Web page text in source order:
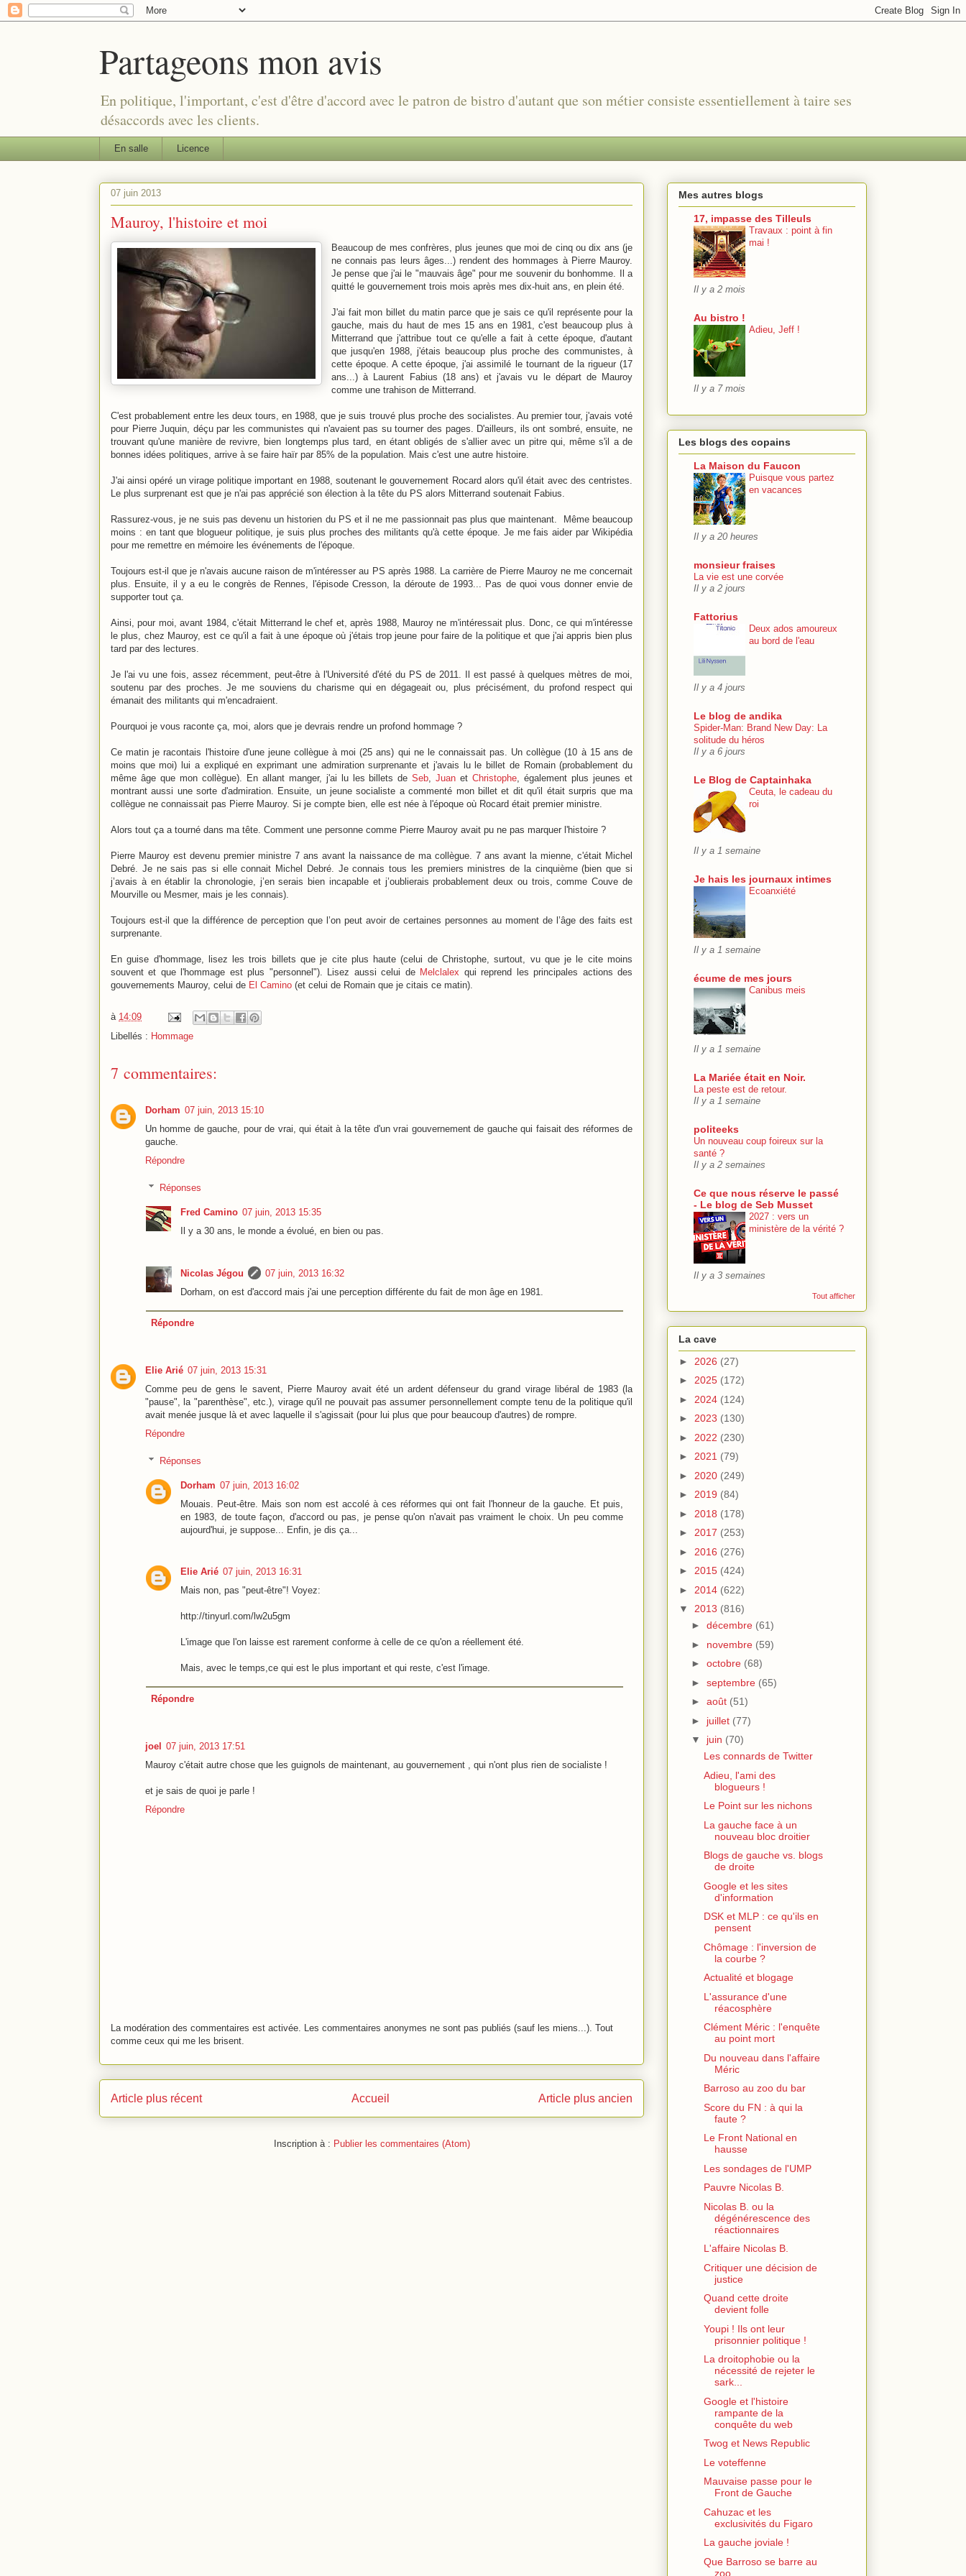
Partageons mon avis
En politique, l'important, c'est d'être d'accord avec le patron de bistro d'autant que son métier consiste essentiellement à taire ses
désaccords avec les clients.
En salle Licence
07 juin 2013
Mauroy, l'histoire et moi
Beaucoup de mes confrères, plus jeunes que moi de cinq ou dix ans (je
ne connais pas leurs âges...) rendent des hommages à Pierre Mauroy.
Je pense que j'ai le "mauvais âge" pour me souvenir du bonhomme. Il a
quitté le gouvernement trois mois après mes dix-huit ans, en plein été.
J'ai fait mon billet du matin parce que je sais ce qu'il représente pour la
gauche, mais du haut de mes 15 ans en 1981, c'est beaucoup plus à
Mitterrand que j'attribue tout ce qu'elle a fait à cette époque, d'autant
que jusqu'en 1988, j'étais beaucoup plus proche des communistes, à
cette époque. A cette époque, j'ai assimilé le tournant de la rigueur (17
ans...) à Laurent Fabius (18 ans) et j'avais vu le départ de Mauroy
comme une trahison de Mitterrand.
C'est probablement entre les deux tours, en 1988, que je suis trouvé plus proche des socialistes. Au premier tour, j'avais voté
pour Pierre Juquin, déçu par les communistes qui n'avaient pas su tourner des pages. D'ailleurs, ils ont sombré, ensuite, ne
trouvant qu'une manière de revivre, bien longtemps plus tard, en étant obligés de s'allier avec un pitre qui, même s'il a de
bonnes idées politiques, arrive à se faire haïr par 85% de la population. Mais c'est une autre histoire.
J'ai ainsi opéré un virage politique important en 1988, soutenant le gouvernement Rocard alors qu'il était avec des centristes.
Le plus surprenant est que je n'ai pas apprécié son élection à la tête du PS alors Mitterrand soutenait Fabius.
Rassurez-vous, je ne suis pas devenu un historien du PS et il ne me passionnait pas plus que maintenant. Même beaucoup
moins : en tant que blogueur politique, je suis plus proches des militants qu'à cette époque. Je me fais aider par Wikipédia
pour me remettre en mémoire les événements de l'époque.
Toujours est-il que je n'avais aucune raison de m'intéresser au PS après 1988. La carrière de Pierre Mauroy ne me concernait
plus. Ensuite, il y a eu le congrès de Rennes, l'épisode Cresson, la déroute de 1993... Pas de quoi vous donner envie de
supporter tout ça.
Ainsi, pour moi, avant 1984, c'était Mitterrand le chef et, après 1988, Mauroy ne m'intéressait plus. Donc, ce qui m'intéresse
le plus, chez Mauroy, est ce qu'il a fait à une époque où j'étais trop jeune pour faire de la politique et que j'ai appris bien plus
tard par des lectures.
Je l'ai vu une fois, assez récemment, peut-être à l'Université d'été du PS de 2011. Il est passé à quelques mètres de moi,
soutenu par des proches. Je me souviens du charisme qui en dégageait ou, plus précisément, du profond respect qui
émanait des militants qui m'encadraient.
Pourquoi je vous raconte ça, moi, alors que je devrais rendre un profond hommage ?
Ce matin je racontais l'histoire d'une jeune collègue à moi (25 ans) qui ne le connaissait pas. Un collègue (10 à 15 ans de
moins que moi) lui a expliqué en exprimant une admiration surprenante et j'avais lu le billet de Romain (probablement du
même âge que mon collègue). En allant manger, j'ai lu les billets deSeb ,Juan etChristophe , également plus jeunes et
montrant aussi une sorte d'admiration. Ensuite, un jeune socialiste a commenté mon billet et dit qu'il était surpris que ma
collègue ne connaissait pas Pierre Mauroy. Si je compte bien, elle est née à l'époque où Rocard était premier ministre.
Alors tout ça a tourné dans ma tête. Comment une personne comme Pierre Mauroy avait pu ne pas marquer l'histoire ?
Pierre Mauroy est devenu premier ministre 7 ans avant la naissance de ma collègue. 7 ans avant la mienne, c'était Michel
Debré. Je ne sais pas si elle connait Michel Debré. Je connais tous les premiers ministres de la cinquième (bien que si
j’avais à en établir la chronologie, j’en serais bien incapable et j’oublierais probablement deux ou trois, comme Couve de
Mourville ou Mesmer, mais je les connais).
Toujours est-il que la différence de perception que l’on peut avoir de certaines personnes au moment de l’âge des faits est
surprenante.
En guise d'hommage, lisez les trois billets que je cite plus haute (celui de Christophe, surtout, vu que je le cite moins
souvent et que l'hommage est plus "personnel"). Lisez aussi celui de Melclalex qui reprend les principales actions des
gouvernements Mauroy, celui de El Camino (et celui de Romain que je citais ce matin).
à 14:09
Libellés : Hommage
7 commentaires:
Dorham 07 juin, 2013 15:10
Un homme de gauche, pour de vrai, qui était à la tête d'un vrai gouvernement de gauche qui faisait des réformes de
gauche.
Répondre
Réponses
Fred Camino 07 juin, 2013 15:35
Il y a 30 ans, le monde a évolué, en bien ou pas.
Nicolas Jégou
07 juin, 2013 16:32
Dorham, on est d'accord mais j'ai une perception différente du fait de mon âge en 1981.
Répondre
Elie Arié 07 juin, 2013 15:31
Comme peu de gens le savent, Pierre Mauroy avait été un ardent défenseur du grand virage libéral de 1983 (la
"pause", la "parenthèse", etc.), virage qu'il ne pouvait pas assumer personnellement compte tenu de la politique qu'il
avait menée jusque là et avec laquelle il s'agissait (pour lui plus que pour beaucoup d'autres) de rompre.
Répondre
Réponses
Dorham 07 juin, 2013 16:02
Mouais. Peut-être. Mais son nom est accolé à ces réformes qui ont fait l'honneur de la gauche. Et puis,
en 1983, de toute façon, d'accord ou pas, je pense qu'on n'avait pas vraiment le choix. Un peu comme
aujourd'hui, je suppose... Enfin, je dis ça...
Elie Arié 07 juin, 2013 16:31
Mais non, pas "peut-être"! Voyez:
http://tinyurl.com/lw2u5gm
L'image que l'on laisse est rarement conforme à celle de ce qu'on a réellement été.
Mais, avec le temps,ce qui est le plus important et qui reste, c'est l'image.
Répondre
joel
07 juin, 2013 17:51
Mauroy c'était autre chose que les guignols de maintenant, au gouvernement , qui n'ont plus rien de socialiste !
et je sais de quoi je parle !
Répondre
La modération des commentaires est activée. Les commentaires anonymes ne sont pas publiés (sauf les miens...). Tout
comme ceux qui me les brisent.
Article plus récent Article plus ancien
Accueil
Inscription à : Publier les commentaires (Atom)
Mes autres blogs
17, impasse des Tilleuls
Travaux : point à fin
mai !
Il y a 2 mois
Au bistro !
Adieu, Jeff !
Il y a 7 mois
Les blogs des copains
La Maison du Faucon
Puisque vous partez
en vacances
Il y a 20 heures
monsieur fraises
La vie est une corvée
Il y a 2 jours
Fattorius
Deux ados amoureux
au bord de l'eau
Il y a 4 jours
Le blog de andika
Spider-Man: Brand New Day: La
solitude du héros
Il y a 6 jours
Le Blog de Captainhaka
Ceuta, le cadeau du
roi
Il y a 1 semaine
Je hais les journaux intimes
Ecoanxiété
Il y a 1 semaine
écume de mes jours
Canibus meis
Il y a 1 semaine
La Mariée était en Noir.
La peste est de retour.
Il y a 1 semaine
politeeks
Un nouveau coup foireux sur la
santé ?
Il y a 2 semaines
Ce que nous réserve le passé
- Le blog de Seb Musset
2027 : vers un
ministère de la vérité ?
Il y a 3 semaines
Tout afficher
La cave
► 2026 (27)
► 2025 (172)
► 2024 (124)
► 2023 (130)
► 2022 (230)
► 2021 (79)
► 2020 (249)
► 2019 (84)
► 2018 (178)
► 2017 (253)
► 2016 (276)
► 2015 (424)
► 2014 (622)
▼ 2013 (816)
► décembre (61)
► novembre (59)
► octobre (68)
► septembre (65)
► août (51)
► juillet (77)
▼ juin (70)
Les connards de Twitter
Adieu, l'ami des
blogueurs !
Le Point sur les nichons
La gauche face à un
nouveau bloc droitier
Blogs de gauche vs. blogs
de droite
Google et les sites
d'information
DSK et MLP : ce qu'ils en
pensent
Chômage : l'inversion de
la courbe ?
Actualité et blogage
L'assurance d'une
réacosphère
Clément Méric : l'enquête
au point mort
Du nouveau dans l'affaire
Méric
Barroso au zoo du bar
Score du FN : à qui la
faute ?
Le Front National en
hausse
Les sondages de l'UMP
Pauvre Nicolas B.
Nicolas B. ou la
dégénérescence des
réactionnaires
L'affaire Nicolas B.
Critiquer une décision de
justice
Quand cette droite
devient folle
Youpi ! Ils ont leur
prisonnier politique !
La droitophobie ou la
nécessité de rejeter le
sark...
Google et l'histoire
rampante de la
conquête du web
Twog et News Republic
Le voteffenne
Mauvaise passe pour le
Front de Gauche
Cahuzac et les
exclusivités du Figaro
La gauche joviale !
Que Barroso se barre au
zoo